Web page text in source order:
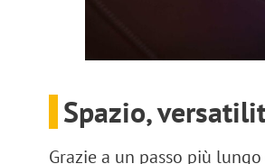
Spazio,
Grazie a un passo più